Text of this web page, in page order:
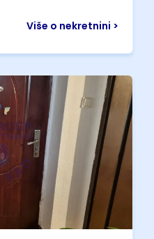
Više o nekretnini >